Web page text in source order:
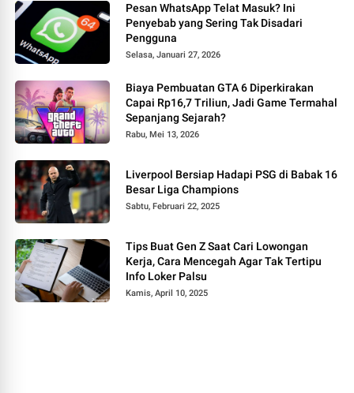
Pesan WhatsApp Telat Masuk? Ini
Penyebab yang Sering Tak Disadari
Pengguna
Selasa, Januari 27, 2026
Biaya Pembuatan GTA 6 Diperkirakan
Capai Rp16,7 Triliun, Jadi Game Termahal
Sepanjang Sejarah?
Rabu, Mei 13, 2026
Liverpool Bersiap Hadapi PSG di Babak 16
Besar Liga Champions
Sabtu, Februari 22, 2025
Tips Buat Gen Z Saat Cari Lowongan
Kerja, Cara Mencegah Agar Tak Tertipu
Info Loker Palsu
Kamis, April 10, 2025